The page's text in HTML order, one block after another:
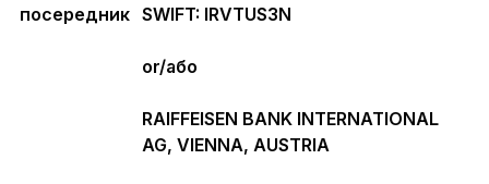
посередник SWIFT: IRVTUS3N
or/або
RAIFFEISEN BANK INTERNATIONAL
AG, VIENNA, AUSTRIA